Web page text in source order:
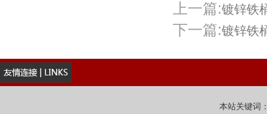
上一篇:镀锌铁
下一篇:镀锌铁
本站关键词